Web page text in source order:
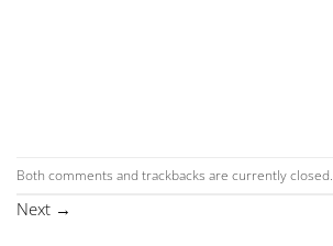
Both comments and trackbacks are currently closed.
Next →